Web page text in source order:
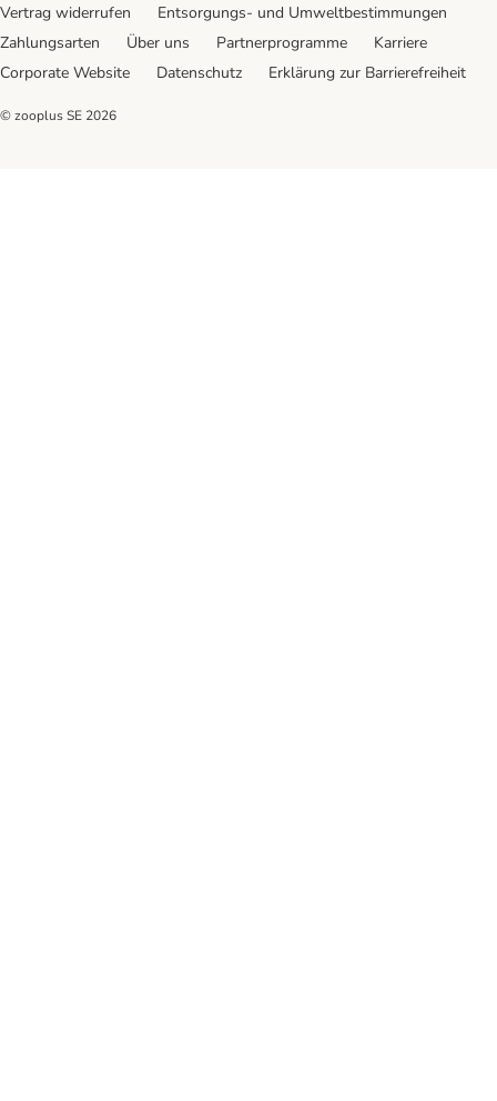
Vertrag widerrufen
Entsorgungs- und Umweltbestimmungen
Zahlungsarten
Über uns Partnerprogramme
Karriere
Corporate Website
Datenschutz Erklärung zur Barrierefreiheit
© zooplus SE 2026